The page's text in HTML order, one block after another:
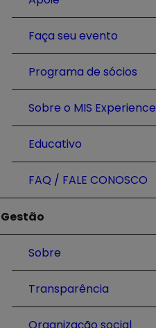
Faça seu evento
Programa de sócios
Sobre o MIS Experience
Educativo
FAQ / FALE CONOSCO
Gestão
Sobre
Transparência